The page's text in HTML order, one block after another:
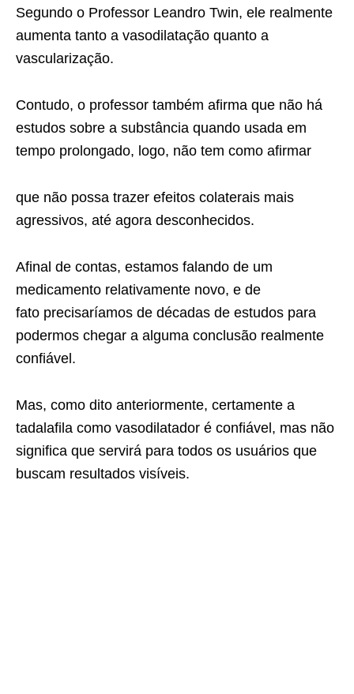
Segundo o Professor Leandro Twin, ele realmente
aumenta tanto a vasodilatação quanto a
vascularização.
Contudo, o professor também afirma que não há
estudos sobre a substância quando usada em
tempo prolongado, logo, não tem como afirmar
que não possa trazer efeitos colaterais mais
agressivos, até agora desconhecidos.
Afinal de contas, estamos falando de um
medicamento relativamente novo, e de
fato precisaríamos de décadas de estudos para
podermos chegar a alguma conclusão realmente
confiável.
Mas, como dito anteriormente, certamente a
tadalafila como vasodilatador é confiável, mas não
significa que servirá para todos os usuários que
buscam resultados visíveis.